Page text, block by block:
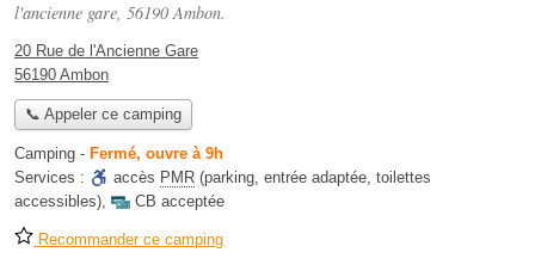
l'ancienne gare, 56190 Ambon.
20 Rue de l'Ancienne Gare
56190 Ambon
📞 Appeler ce camping
Camping - Fermé, ouvre à 9h
Services :
accès PMR (parking, entrée adaptée, toilettes
accessibles), CB acceptée
Recommander ce camping